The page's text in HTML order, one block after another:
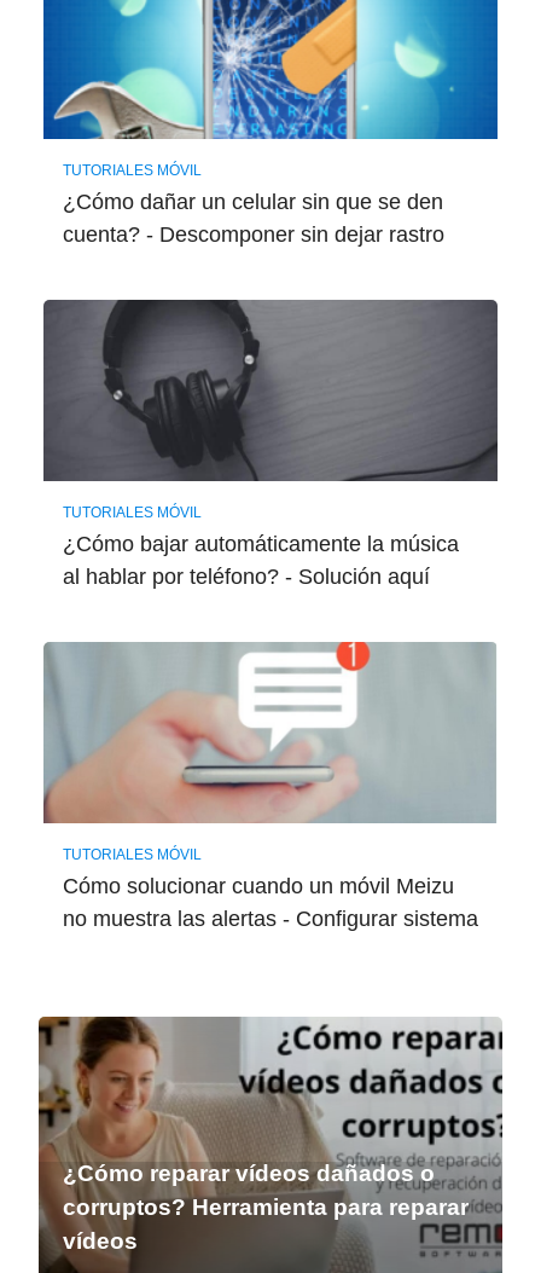
TUTORIALES MÓVIL
¿Cómo dañar un celular sin que se den
cuenta? - Descomponer sin dejar rastro
TUTORIALES MÓVIL
¿Cómo bajar automáticamente la música
al hablar por teléfono? - Solución aquí
TUTORIALES MÓVIL
Cómo solucionar cuando un móvil Meizu
no muestra las alertas - Configurar sistema
¿Cómo reparar vídeos dañados o
corruptos? Herramienta para reparar
vídeos